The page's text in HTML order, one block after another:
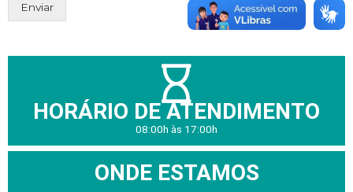
Enviar
HORÁRIO DE ATENDIMENTO
08:00h às 17:00h
ONDE ESTAMOS